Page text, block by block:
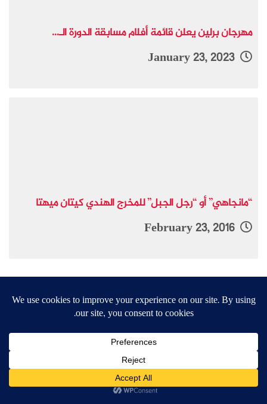
مهرجان برلين يعلن قائمة أفلام مسابقة الدورة الـ...
January 23, 2023
“مانجاهي” أو “رجل الجبل” للمخرج الهندي كيتان ميهتا
February 23, 2016